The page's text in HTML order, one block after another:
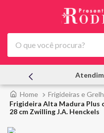
O que você procura?
Frigideiras e
Frigideira Alta Madura Plus
28 cm Zwilling J.A. Henckels